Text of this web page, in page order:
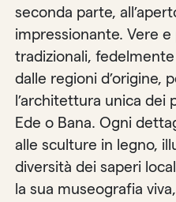
seconda parte,
impressionante. Vere
tradizionali,
dalle regioni d’origine,
l’architettura unica dei
Ede o Bana. Ogni
alle sculture in legno,
diversità dei saperi
la sua museografia